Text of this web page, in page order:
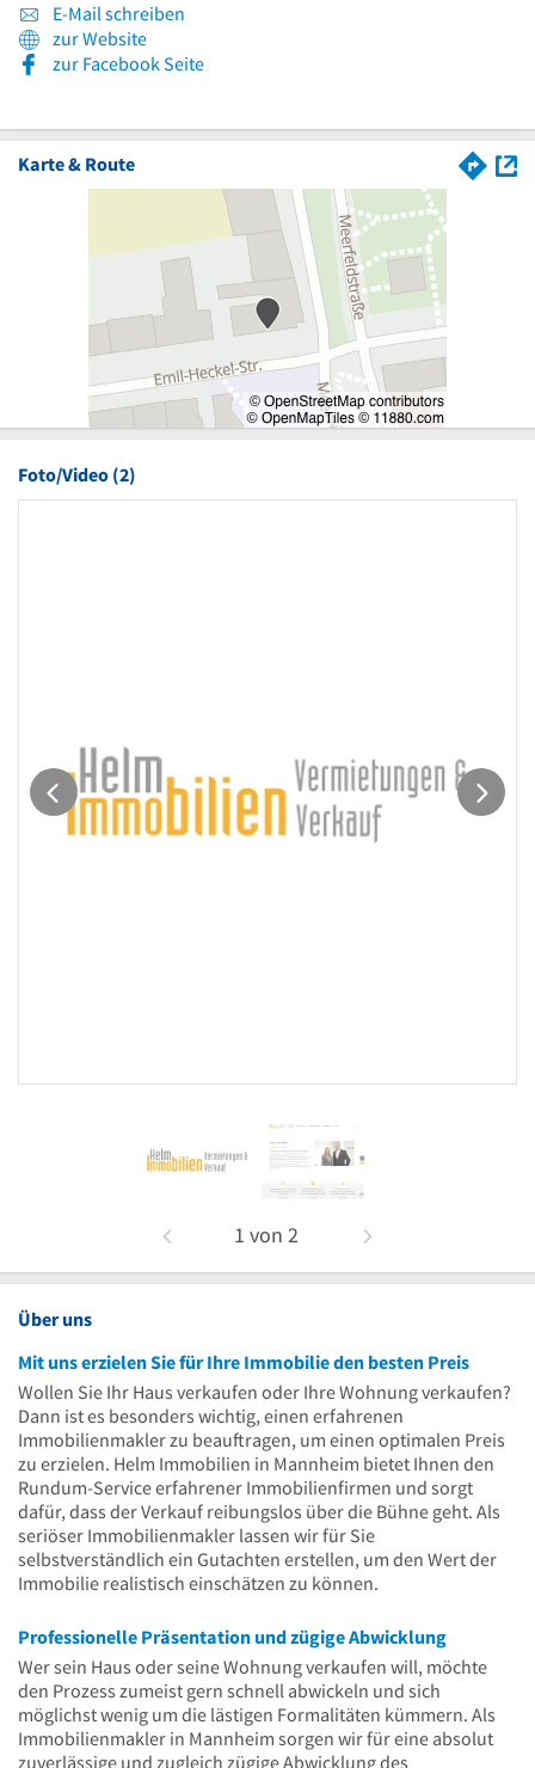
E-Mail schreiben
zur Website
zur Facebook Seite
Karte & Route
Foto/Video (2)
1 von 2
Über uns
Mit uns erzielen Sie für Ihre Immobilie den besten Preis
Wollen Sie Ihr Haus verkaufen oder Ihre Wohnung verkaufen?
Dann ist es besonders wichtig, einen erfahrenen
Immobilienmakler zu beauftragen, um einen optimalen Preis
zu erzielen. Helm Immobilien in Mannheim bietet Ihnen den
Rundum-Service erfahrener Immobilienfirmen und sorgt
dafür, dass der Verkauf reibungslos über die Bühne geht. Als
seriöser Immobilienmakler lassen wir für Sie
selbstverständlich ein Gutachten erstellen, um den Wert der
Immobilie realistisch einschätzen zu können.
Professionelle Präsentation und zügige Abwicklung
Wer sein Haus oder seine Wohnung verkaufen will, möchte
den Prozess zumeist gern schnell abwickeln und sich
möglichst wenig um die lästigen Formalitäten kümmern. Als
Immobilienmakler in Mannheim sorgen wir für eine absolut
zuverlässige und zugleich zügige Abwicklung des